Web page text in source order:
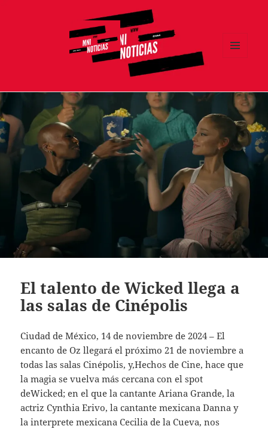
El talento de Wicked llega a
las salas de Cinépolis
Ciudad de México, 14 de noviembre de 2024 – El
encanto de Oz llegará el próximo 21 de noviembre a
todas las salas Cinépolis, y,Hechos de Cine, hace que
la magia se vuelva más cercana con el spot
deWicked; en el que la cantante Ariana Grande, la
actriz Cynthia Erivo, la cantante mexicana Danna y
la interprete mexicana Cecilia de la Cueva, nos